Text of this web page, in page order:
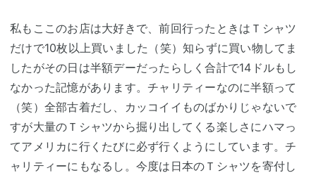
私もここのお店は大好きで、前回行ったときはＴシャツ
だけで10枚以上買いました（笑）知らずに買い物してま
したがその日は半額デーだったらしく合計で14ドルもし
なかった記憶があります。チャリティーなのに半額って
（笑）全部古着だし、カッコイイものばかりじゃないで
すが大量のＴシャツから掘り出してくる楽しさにハマっ
てアメリカに行くたびに必ず行くようにしています。チ
ャリティーにもなるし。今度は日本のＴシャツを寄付し